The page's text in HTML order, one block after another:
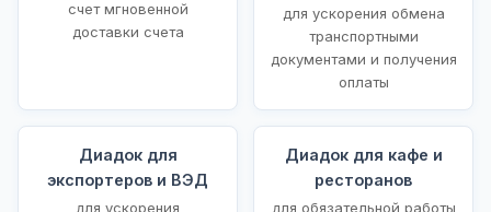
счет мгновенной
доставки счета
для ускорения обмена
транспортными
документами и получения
оплаты
Диадок для
экспортеров и ВЭД
для ускорения
Диадок для кафе и
ресторанов
для обязательной работы